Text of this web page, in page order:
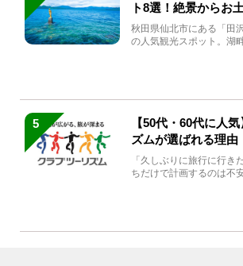
ト8選！絶景からお
秋田県仙北市にある「田
の人気観光スポット。湖
5
【50代・60代に人
ズムが選ばれる理由
「久しぶりに旅行に行き
ちだけで計画するのは不